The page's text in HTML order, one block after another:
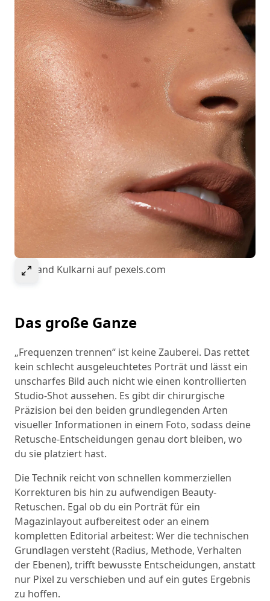
Select to expand image
© Anand Kulkarni auf pexels.com
Das große Ganze
„Frequenzen trennen“ ist keine Zauberei. Das rettet
kein schlecht ausgeleuchtetes Porträt und lässt ein
unscharfes Bild auch nicht wie einen kontrollierten
Studio-Shot aussehen. Es gibt dir chirurgische
Präzision bei den beiden grundlegenden Arten
visueller Informationen in einem Foto, sodass deine
Retusche-Entscheidungen genau dort bleiben, wo
du sie platziert hast.
Die Technik reicht von schnellen kommerziellen
Korrekturen bis hin zu aufwendigen Beauty-
Retuschen. Egal ob du ein Porträt für ein
Magazinlayout aufbereitest oder an einem
kompletten Editorial arbeitest: Wer die technischen
Grundlagen versteht (Radius, Methode, Verhalten
der Ebenen), trifft bewusste Entscheidungen, anstatt
nur Pixel zu verschieben und auf ein gutes Ergebnis
zu hoffen.